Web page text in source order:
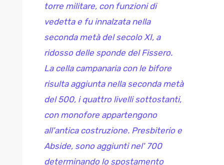
torre militare, con funzioni di
vedetta e fu innalzata nella
seconda metà del secolo XI, a
ridosso delle sponde del Fissero.
La cella campanaria con le bifore
risulta aggiunta nella seconda metà
del 500, i quattro livelli sottostanti,
con monofore appartengono
all'antica costruzione. Presbiterio e
Abside, sono aggiunti nel' 700
determinando lo spostamento